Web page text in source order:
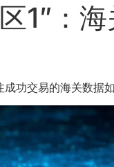
1″：
功交易的海关数据